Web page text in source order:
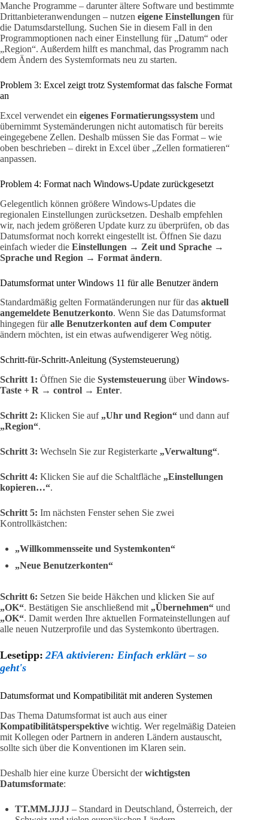
Manche Programme – darunter ältere Software und bestimmte
Drittanbieteranwendungen – nutzen eigene Einstellungen für
die Datumsdarstellung. Suchen Sie in diesem Fall in den
Programmoptionen nach einer Einstellung für „Datum“ oder
„Region“. Außerdem hilft es manchmal, das Programm nach
dem Ändern des Systemformats neu zu starten.
Problem 3: Excel zeigt trotz Systemformat das falsche Format
an
Excel verwendet ein eigenes Formatierungssystem und
übernimmt Systemänderungen nicht automatisch für bereits
eingegebene Zellen. Deshalb müssen Sie das Format – wie
oben beschrieben – direkt in Excel über „Zellen formatieren“
anpassen.
Problem 4: Format nach Windows-Update zurückgesetzt
Gelegentlich können größere Windows-Updates die
regionalen Einstellungen zurücksetzen. Deshalb empfehlen
wir, nach jedem größeren Update kurz zu überprüfen, ob das
Datumsformat noch korrekt eingestellt ist. Öffnen Sie dazu
einfach wieder die Einstellungen → Zeit und Sprache →
Sprache und Region → Format ändern.
Datumsformat unter Windows 11 für alle Benutzer ändern
Standardmäßig gelten Formatänderungen nur für das aktuell
angemeldete Benutzerkonto. Wenn Sie das Datumsformat
hingegen füralle Benutzerkonten auf dem Computer
ändern möchten, ist ein etwas aufwendigerer Weg nötig.
Schritt-für-Schritt-Anleitung (Systemsteuerung)
Schritt 1: Öffnen Sie die Systemsteuerung überWindows-
Taste + R → control → Enter.
Schritt 2: Klicken Sie auf „Uhr und Region“ und dann auf
„Region“.
Schritt 3: Wechseln Sie zur Registerkarte „Verwaltung“.
Schritt 4: Klicken Sie auf die Schaltfläche „Einstellungen
kopieren…“.
Schritt 5: Im nächsten Fenster sehen Sie zwei
Kontrollkästchen:
„Willkommensseite und Systemkonten“
„Neue Benutzerkonten“
Schritt 6: Setzen Sie beide Häkchen und klicken Sie auf
„OK“. Bestätigen Sie anschließend mit „Übernehmen“ und
„OK“. Damit werden Ihre aktuellen Formateinstellungen auf
alle neuen Nutzerprofile und das Systemkonto übertragen.
Lesetipp: 2FA aktivieren: Einfach erklärt – so
geht's
Datumsformat und Kompatibilität mit anderen Systemen
Das Thema Datumsformat ist auch aus einer
Kompatibilitätsperspektive wichtig. Wer regelmäßig Dateien
mit Kollegen oder Partnern in anderen Ländern austauscht,
sollte sich über die Konventionen im Klaren sein.
Deshalb hier eine kurze Übersicht derwichtigsten
Datumsformate:
TT.MM.JJJJ – Standard in Deutschland, Österreich, der